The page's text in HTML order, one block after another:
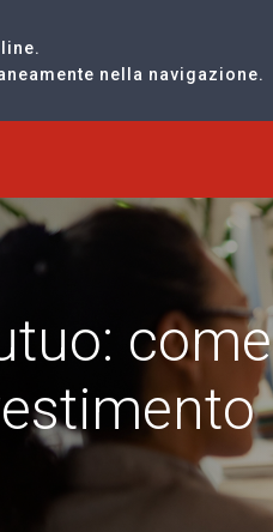
nella navigazione.
come